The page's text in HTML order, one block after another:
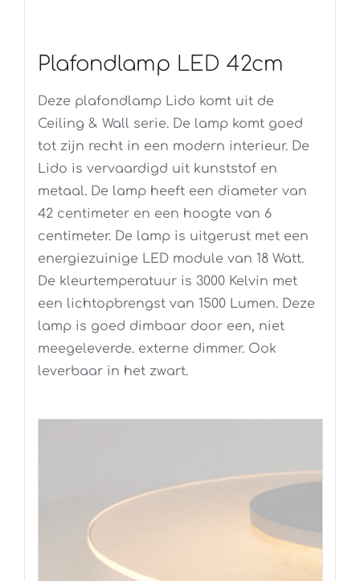
Plafondlamp LED 42cm
Deze plafondlamp Lido komt uit de
Ceiling & Wall serie. De lamp komt goed
tot zijn recht in een modern interieur. De
Lido is vervaardigd uit kunststof en
metaal. De lamp heeft een diameter van
42 centimeter en een hoogte van 6
centimeter. De lamp is uitgerust met een
energiezuinige LED module van 18 Watt.
De kleurtemperatuur is 3000 Kelvin met
een lichtopbrengst van 1500 Lumen. Deze
lamp is goed dimbaar door een, niet
meegeleverde. externe dimmer. Ook
leverbaar in het zwart.